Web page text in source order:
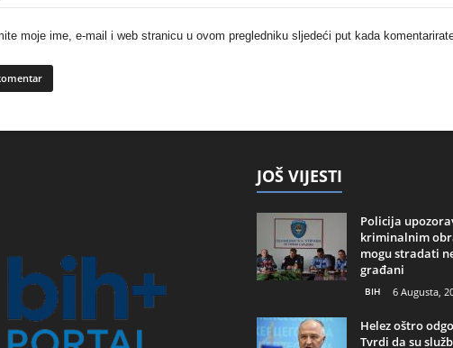
moje ime, e-mail i web stranicu u ovom pregledniku sljedeći put kada
JOŠ VIJESTI
Policija
kriminalnim
mogu stradati
građani
BIH 6 Augusta,
Helez oštro
Tvrdi da su